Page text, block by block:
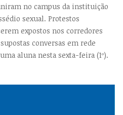
no campus da instituição
sexual. Protestos
expostos nos corredores
conversas em rede
aluna nesta sexta-feira (1º).